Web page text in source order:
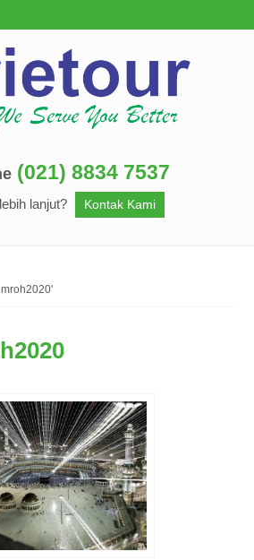
(021) 8834 7537
lanjut? Kontak Kami